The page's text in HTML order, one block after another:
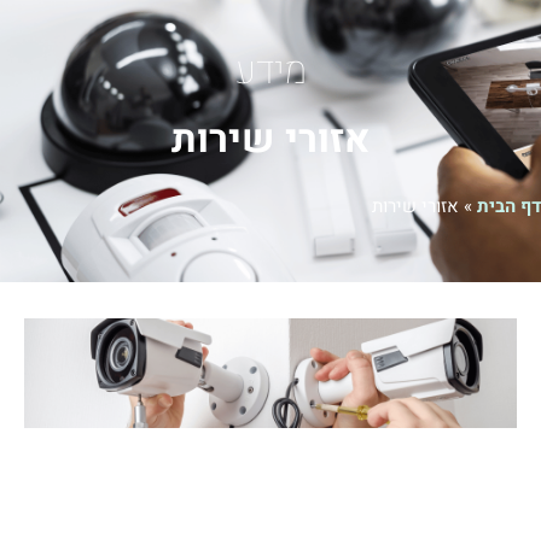
מידע
אזורי שירות
שירות